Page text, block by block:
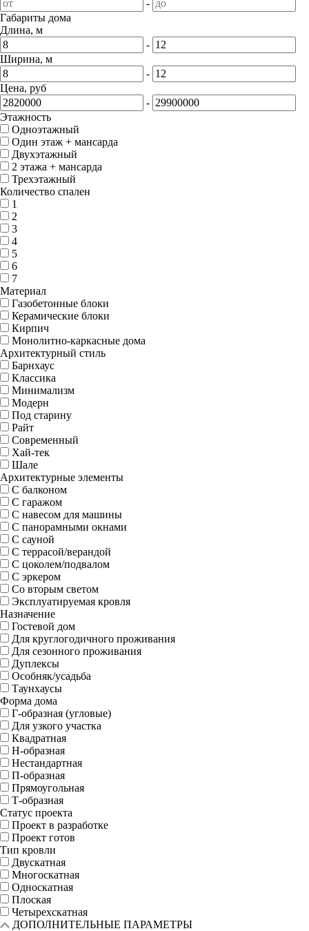
-
Габариты дома
Длина, м
-
Ширина, м
-
Цена, руб
-
Этажность
Одноэтажный
Один этаж + мансарда
Двухэтажный
2 этажа + мансарда
Трехэтажный
Количество спален
1
2
3
4
5
6
7
Материал
Газобетонные блоки
Керамические блоки
Кирпич
Монолитно-каркасные дома
Архитектурный стиль
Барнхаус
Классика
Минимализм
Модерн
Под старину
Райт
Современный
Хай-тек
Шале
Архитектурные элементы
С балконом
С гаражом
С навесом для машины
С панорамными окнами
С сауной
С террасой/верандой
С цоколем/подвалом
С эркером
Со вторым светом
Эксплуатируемая кровля
Назначение
Гостевой дом
Для круглогодичного проживания
Для сезонного проживания
Дуплексы
Особняк/усадьба
Таунхаусы
Форма дома
Г-образная (угловые)
Для узкого участка
Квадратная
Н-образная
Нестандартная
П-образная
Прямоугольная
Т-образная
Статус проекта
Проект в разработке
Проект готов
Тип кровли
Двускатная
Многоскатная
Односкатная
Плоская
Четырехскатная
ДОПОЛНИТЕЛЬНЫЕ ПАРАМЕТРЫ